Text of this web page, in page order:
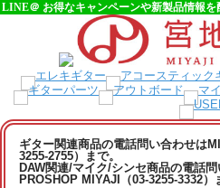
LINE＠ お得なキャンペーンや新製品情報
ギター関連商品の電話問い合わせは
3255-2755）まで。
DAW関連/マイク/シンセ商品の電話
PROSHOP MIYAJI（03-3255-3332）